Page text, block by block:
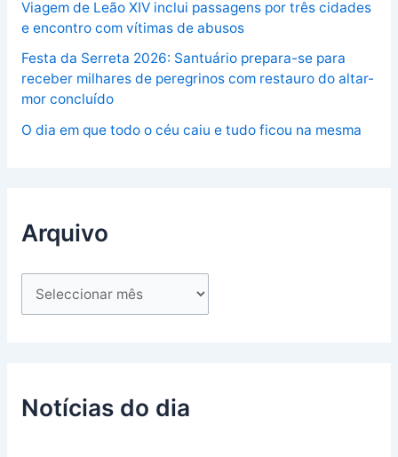
Viagem de Leão XIV inclui passagens por três cidades
e encontro com vítimas de abusos
Festa da Serreta 2026: Santuário prepara-se para
receber milhares de peregrinos com restauro do altar-
mor concluído
O dia em que todo o céu caiu e tudo ficou na mesma
Arquivo
Notícias do dia